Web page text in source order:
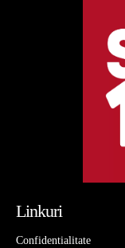
Linkuri
Confidentialitate